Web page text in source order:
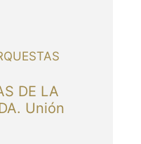
DE LA
Unión